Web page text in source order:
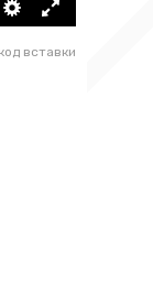
вставки